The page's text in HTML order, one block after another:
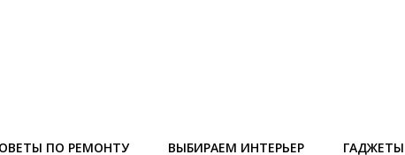
ПО РЕМОНТУ ВЫБИРАЕМ ИНТЕРЬЕР ГАДЖЕТЫ